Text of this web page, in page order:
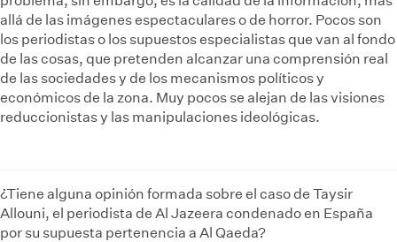
allá de las imágenes espectaculares o de horror. Pocos son
los periodistas o los supuestos especialistas que van al fondo
de las cosas, que pretenden alcanzar una comprensión real
de las sociedades y de los mecanismos políticos y
económicos de la zona. Muy pocos se alejan de las visiones
reduccionistas y las manipulaciones ideológicas.
¿Tiene alguna opinión formada sobre el caso de Taysir
Allouni, el periodista de Al Jazeera condenado en España
por su supuesta pertenencia a Al Qaeda?